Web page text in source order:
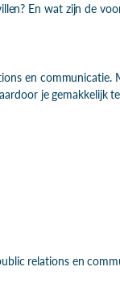
En wat zijn de
en communicatie.
je gemakkelijk
relations en